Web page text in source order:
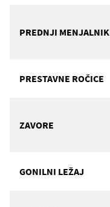
PREDNJI MENJALNIK
PRESTAVNE ROČICE
ZAVORE
GONILNI LEŽAJ